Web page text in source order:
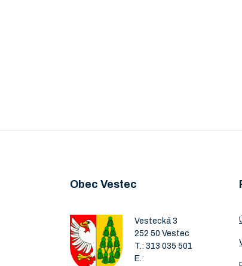
Obec Vestec
Vestecká 3
252 50 Vestec
T.: 313 035 501
E.: